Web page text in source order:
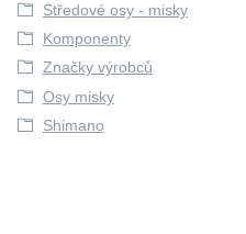
Středové osy - misky
Komponenty
Značky výrobců
Osy misky
Shimano